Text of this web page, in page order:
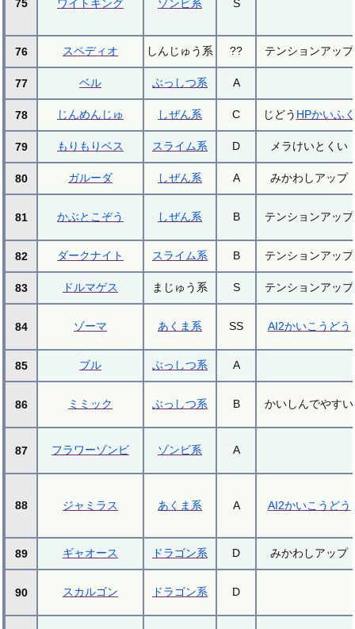
75 ワイトキング ゾンビ系 S
76 スペディオ しんじゅう系 ?? テンションアップ
77 ベル ぶっしつ系 A
78 じんめんじゅ しぜん系 C じどう HPかいふく
79 もりもりベス スライム系 D メラけいとくい
80 ガルーダ しぜん系 A みかわしアップ
81 かぶとこぞう しぜん系 B テンションアップ
82 ダークナイト スライム系 B テンションアップ
83 ドルマゲス まじゅう系 S テンションアップ
84 ゾーマ あくま系 SS AI2かいこうどう
85 ブル ぶっしつ系 A
86 ミミック ぶっしつ系 B かいしんでやすい
87 フラワーゾンビ ゾンビ系 A
88 ジャミラス あくま系 A AI2かいこうどう
89 ギャオース ドラゴン系 D みかわしアップ
90 スカルゴン ドラゴン系 D